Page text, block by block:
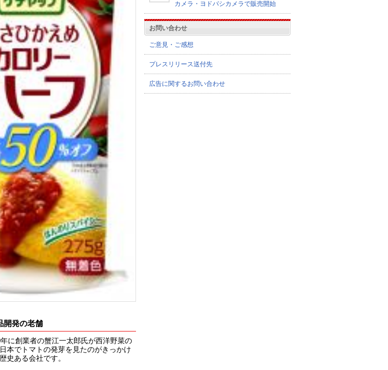
開発の老舗
に創業者の蟹江一太郎氏が西洋野菜の
本でトマトの発芽を見たのがきっかけ
史ある会社です。
カメラ・ヨドバシカメラで販売開始
お問い合わせ
ご意見・ご感想
プレスリリース送付先
広告に関するお問い合わせ